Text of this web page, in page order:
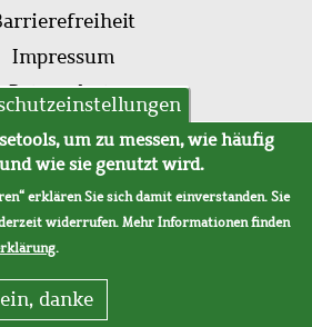
Impressum
Datenschutz
AVBum zu messen, wie häufig
wie sie genutzt wird.
erklären Sie sich damit einverstanden. Sie
widerrufen. Mehr Informationen finden
.
danke